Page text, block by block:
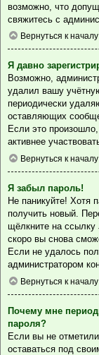
возможно, что
свяжитесь с
Вернуться к началу
Я давно
Возможно,
удалил вашу
периодически
оставляющих
Если это произошло,
активнее
Вернуться к началу
Я забыл пароль!
Не паникуйте! Хотя
получить новый.
щёлкните на ссылку
скоро вы снова
Если не удалось
администратором
Вернуться к началу
Почему мне
пароля?
Если вы не
оставаться под